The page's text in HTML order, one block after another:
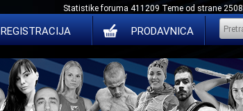
Statistike foruma 411209 Teme od strane
REGISTRACIJA PRODAVNICA